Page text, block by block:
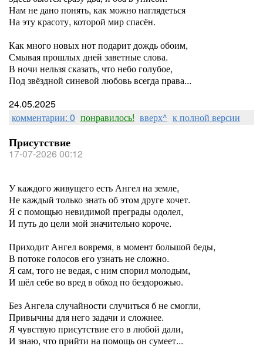
Нам не дано понять, как можно наглядеться
На эту красоту, которой мир спасён.
Как много новых нот подарит дождь обоим,
Смывая прошлых дней заветные слова.
В ночи нельзя сказать, что небо голубое,
Под звёздной синевой любовь всегда права...
24.05.2025
комментарии: 0 понравилось! вверх^ к полной версии
Присутствие
17-07-2026 00:12
У каждого живущего есть Ангел на земле,
Не каждый только знать об этом друге хочет.
Я с помощью невидимой преграды одолел,
И путь до цели мой значительно короче.
Приходит Ангел вовремя, в момент большой беды,
В потоке голосов его узнать не сложно.
Я сам, того не ведая, с ним спорил молодым,
И шёл себе во вред в обход по бездорожью.
Без Ангела случайности случиться б не смогли,
Привычны для него задачи и сложнее.
Я чувствую присутствие его в любой дали,
И знаю, что прийти на помощь он сумеет...